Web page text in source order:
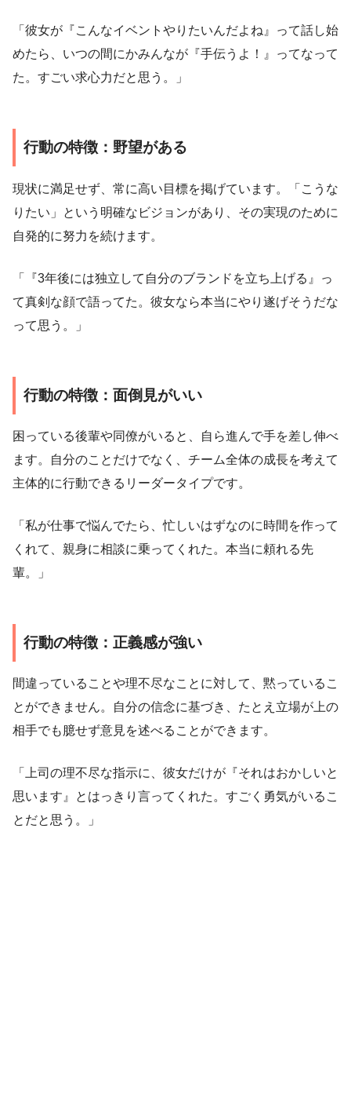
「彼女が『こんなイベントやりたいんだよね』って話し始
めたら、いつの間にかみんなが『手伝うよ！』ってなって
た。すごい求心力だと思う。」
行動の特徴：野望がある
現状に満足せず、常に高い目標を掲げています。「こうな
りたい」という明確なビジョンがあり、その実現のために
自発的に努力を続けます。
「『3年後には独立して自分のブランドを立ち上げる』っ
て真剣な顔で語ってた。彼女なら本当にやり遂げそうだな
って思う。」
行動の特徴：面倒見がいい
困っている後輩や同僚がいると、自ら進んで手を差し伸べ
ます。自分のことだけでなく、チーム全体の成長を考えて
主体的に行動できるリーダータイプです。
「私が仕事で悩んでたら、忙しいはずなのに時間を作って
くれて、親身に相談に乗ってくれた。本当に頼れる先
輩。」
行動の特徴：正義感が強い
間違っていることや理不尽なことに対して、黙っているこ
とができません。自分の信念に基づき、たとえ立場が上の
相手でも臆せず意見を述べることができます。
「上司の理不尽な指示に、彼女だけが『それはおかしいと
思います』とはっきり言ってくれた。すごく勇気がいるこ
とだと思う。」